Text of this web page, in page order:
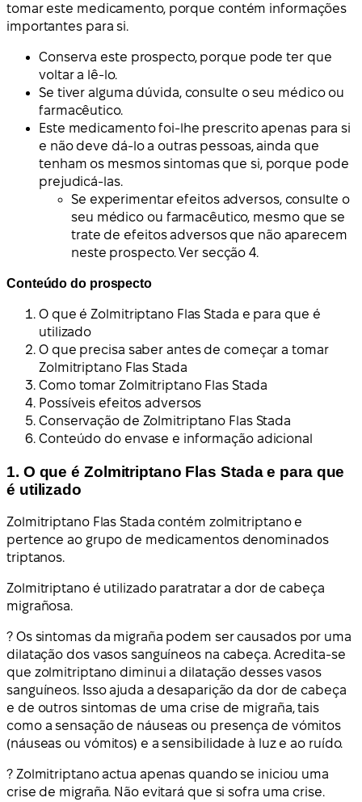
tomar este medicamento, porque contém informações
importantes para si.
Conserva este prospecto, porque pode ter que
voltar a lê-lo.
Se tiver alguma dúvida, consulte o seu médico ou
farmacêutico.
Este medicamento foi-lhe prescrito apenas para si
e não deve dá-lo a outras pessoas, ainda que
tenham os mesmos sintomas que si, porque pode
prejudicá-las.
Se experimentar efeitos adversos, consulte o
seu médico ou farmacêutico, mesmo que se
trate de efeitos adversos que não aparecem
neste prospecto. Ver secção 4.
Conteúdo do prospecto
O que é Zolmitriptano Flas Stada e para que é
utilizado
O que precisa saber antes de começar a tomar
Zolmitriptano Flas Stada
Como tomar Zolmitriptano Flas Stada
Possíveis efeitos adversos
Conservação de Zolmitriptano Flas Stada
Conteúdo do envase e informação adicional
1. O que é Zolmitriptano Flas Stada e para que
é utilizado
Zolmitriptano Flas Stada contém zolmitriptano e
pertence ao grupo de medicamentos denominados
triptanos.
Zolmitriptano é utilizado paratratar a dor de cabeça
migrañosa.
? Os sintomas da migraña podem ser causados por uma
dilatação dos vasos sanguíneos na cabeça. Acredita-se
que zolmitriptano diminui a dilatação desses vasos
sanguíneos. Isso ajuda a desaparição da dor de cabeça
e de outros sintomas de uma crise de migraña, tais
como a sensação de náuseas ou presença de vómitos
(náuseas ou vómitos) e a sensibilidade à luz e ao ruído.
? Zolmitriptano actua apenas quando se iniciou uma
crise de migraña. Não evitará que si sofra uma crise.